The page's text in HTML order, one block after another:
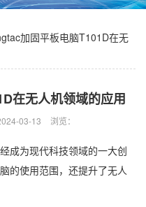
加固平板电脑T101D在无
在无人机领域的应用
03-13 浏览：
成为现代科技领域的一大创
的使用范围，还提升了无人